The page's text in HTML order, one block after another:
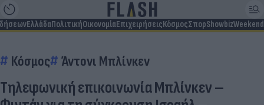
ΕλλάδαΠολιτικήΟικονομίαΕπιχειρήσειςΚόσμοςΣπορShowbizWeekend
Κόσμος Άντονι Μπλίνκεν
Τηλεφωνική επικοινωνία Μπλίνκεν –